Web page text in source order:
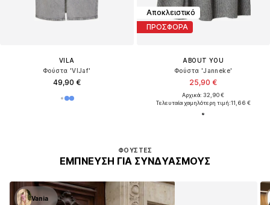
VILA
Φούστα 'VIJaf'
49,90 €
Αποκλειστικό
ΠΡΟΣΦΟΡΑ
ABOUT YOU
Φούστα 'Janneke'
25,90 €
Αρχικά: 32,90 €
Τελευταία χαμηλότερη τιμή:11,66 €
ΦΟΎΣΤΕΣ
ΈΜΠΝΕΥΣΗ ΓΙΑ ΣΥΝΔΥΑΣΜΟΎΣ
Vania